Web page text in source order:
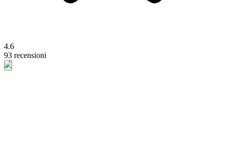
4.6
93 recensioni